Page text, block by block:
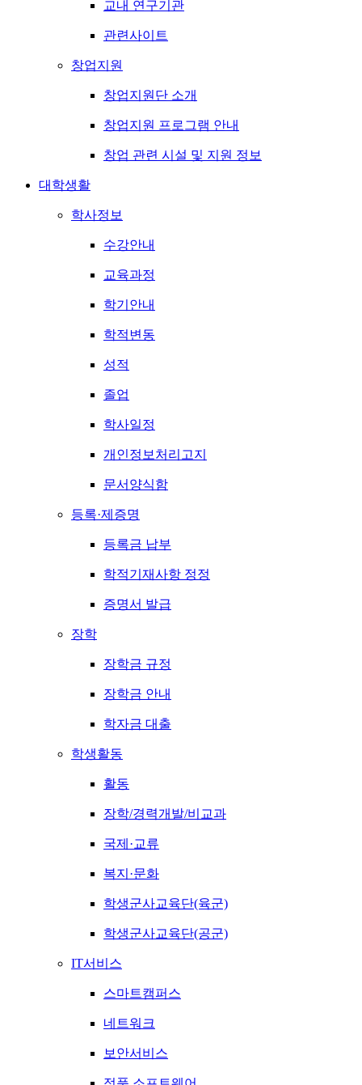
교내 연구기관
관련사이트
창업지원
창업지원단 소개
창업지원 프로그램 안내
창업 관련 시설 및 지원 정보
대학생활
학사정보
수강안내
교육과정
학기안내
학적변동
성적
졸업
학사일정
개인정보처리고지
문서양식함
등록·제증명
등록금 납부
학적기재사항 정정
증명서 발급
장학
장학금 규정
장학금 안내
학자금 대출
학생활동
활동
장학/경력개발/비교과
국제·교류
복지·문화
학생군사교육단(육군)
학생군사교육단(공군)
IT서비스
스마트캠퍼스
네트워크
보안서비스